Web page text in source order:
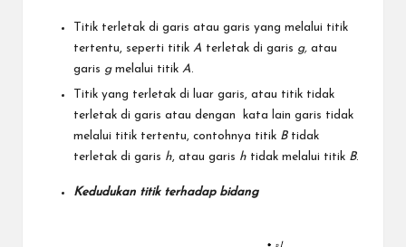
Titik terletak di garis atau garis yang melalui titik
tertentu, seperti titik A terletak di garis g, atau
garis g melalui titik A.
Titik yang terletak di luar garis, atau titik tidak
terletak di garis atau dengan kata lain garis tidak
melalui titik tertentu, contohnya titik B tidak
terletak di garis h, atau garis h tidak melalui titik B.
Kedudukan titik terhadap bidang